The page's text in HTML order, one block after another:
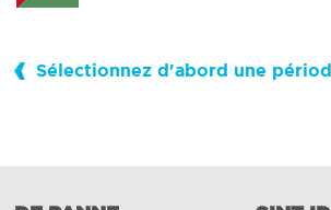
Sélectionnez d'abord une